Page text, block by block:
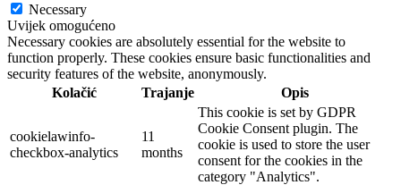
Necessary
Uvijek omogućeno
Necessary cookies are absolutely essential for the website to
function properly. These cookies ensure basic functionalities and
security features of the website, anonymously.
Kolačić
Trajanje Opis
cookielawinfo-
checkbox-analytics
11
months
This cookie is set by GDPR
Cookie Consent plugin. The
cookie is used to store the user
consent for the cookies in the
category "Analytics".